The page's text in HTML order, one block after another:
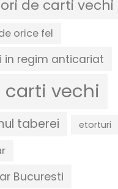
de carti vechi
orice fel
in regim anticariat
vechi
taberei etorturi
Bucuresti